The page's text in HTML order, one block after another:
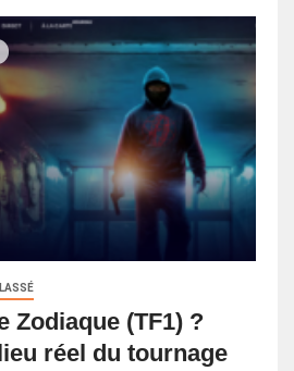
Zodiaque (TF1) ?
réel du tournage